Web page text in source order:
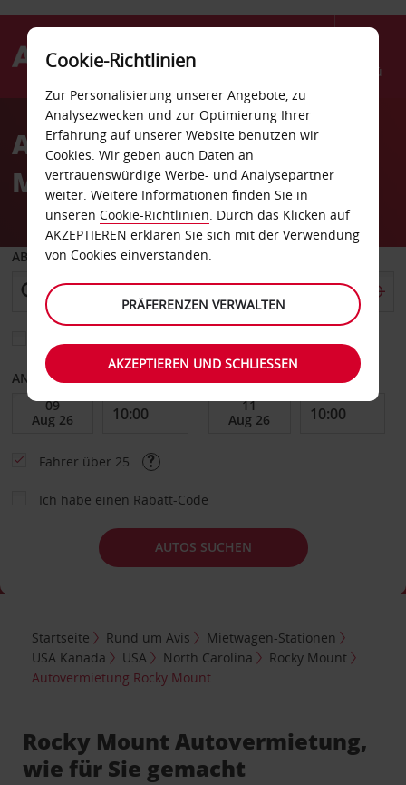
Menü
AvisAutovermietung Rocky
Mount
ABHOLEN VON
ANFANGSDATUM
Fahrer über 25
Ich habe einen Rabatt-Code
AUTOS SUCHEN
Startseite Rund um Avis
Mietwagen-Stationen
USA Kanada
USA North Carolina
Rocky Mount
Autovermietung Rocky Mount
Rocky Mount Autovermietung,
wie für Sie gemacht
Cookie-Richtlinien
Zur Personalisierung unserer Angebote, zu
Analysezwecken und zur Optimierung Ihrer
Erfahrung auf unserer Website benutzen wir
Cookies. Wir geben auch Daten an
vertrauenswürdige Werbe- und Analysepartner
weiter. Weitere Informationen finden Sie in
unseren Cookie-Richtlinien. Durch das Klicken auf
AKZEPTIEREN erklären Sie sich mit der Verwendung
von Cookies einverstanden.
PRÄFERENZEN VERWALTEN
AKZEPTIEREN UND SCHLIESSEN